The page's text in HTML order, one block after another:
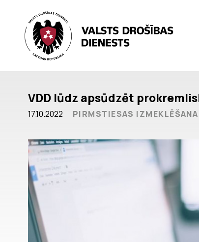
VDD lūdz apsūdzēt
17.10.2022 PIRMSTIESAS IZMEKLĒŠANA